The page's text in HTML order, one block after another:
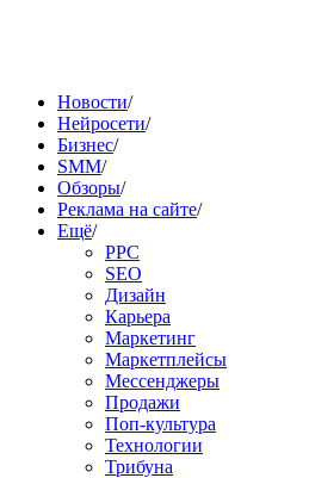
Новости/
Нейросети/
Бизнес/
SMM/
Обзоры/
Реклама на сайте/
Ещё/
PPC
SEO
Дизайн
Карьера
Маркетинг
Маркетплейсы
Мессенджеры
Продажи
Поп-культура
Технологии
Трибуна